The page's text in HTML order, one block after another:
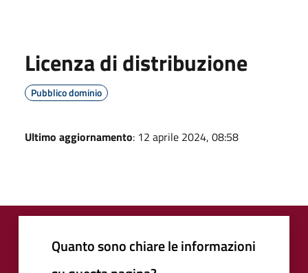
Licenza di distribuzione
Pubblico dominio
Ultimo aggiornamento: 12 aprile 2024, 08:58
Quanto sono chiare le informazioni